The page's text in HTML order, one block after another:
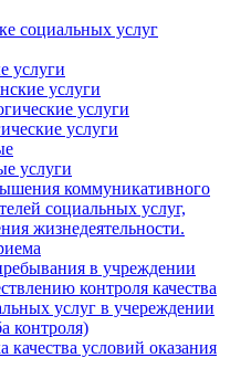
социальных услуг
услуги
услуги
услуги
услуги
услуги
коммуникативного
социальных услуг,
жизнедеятельности.
в учреждении
контроля качества
услуг в учереждении
контроля)
качества условий оказания